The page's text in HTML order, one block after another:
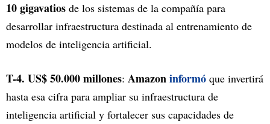
10 gigavatios de los sistemas de la compañía para
desarrollar infraestructura destinada al entrenamiento de
modelos de inteligencia artificial.
T-4. US$ 50.000 millones: Amazoninformó que invertirá
hasta esa cifra para ampliar su infraestructura de
inteligencia artificial y fortalecer sus capacidades de